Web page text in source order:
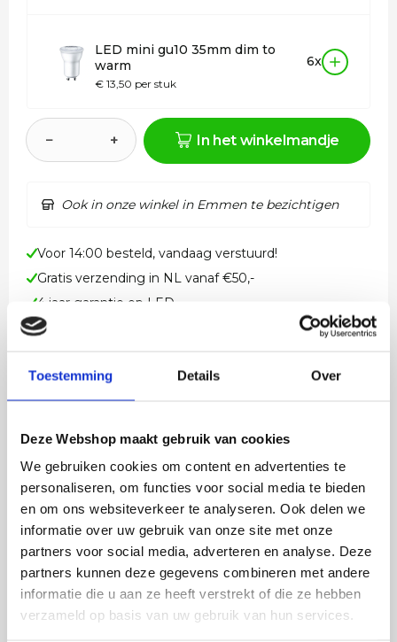
Toestemming Details Over
Deze Webshop maakt gebruik van cookies
We gebruiken cookies om content en advertenties te
personaliseren, om functies voor social media te bieden
en om ons websiteverkeer te analyseren. Ook delen we
informatie over uw gebruik van onze site met onze
partners voor social media, adverteren en analyse. Deze
partners kunnen deze gegevens combineren met andere
informatie die u aan ze heeft verstrekt of die ze hebben
verzameld op basis van uw gebruik van hun services.
LED mini gu10 35mm dim to
warm
€ 13,50 per stuk
6x
− + In het winkelmandje
Ook in onze winkel in Emmen te bezichtigen
Voor 14:00 besteld, vandaag verstuurd!
Gratis verzending in NL vanaf €50,-
4 jaar garantie op LED
Beschrijving
Warme brons kleurige opbouwspot met
bronzen uitgevoerde opbouwspot combineert…
Lees meer
Rian
Anne